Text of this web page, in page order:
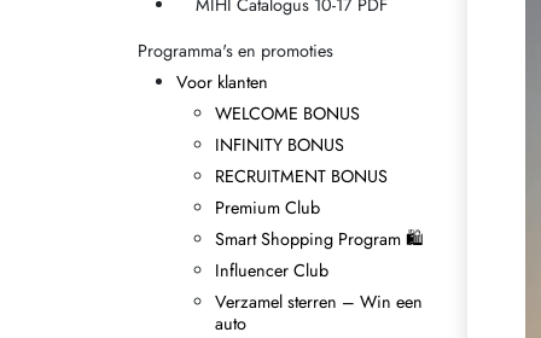
MIHI Catalogus 10-17 PDF
Programma's en promoties
Voor klanten
WELCOME BONUS
INFINITY BONUS
RECRUITMENT BONUS
Premium Club
Smart Shopping Program 🛍
Influencer Club
Verzamel sterren – Win een
auto